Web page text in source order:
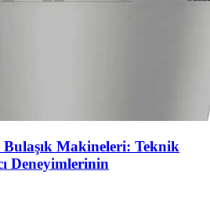
Bulaşık Makineleri: Teknik
Deneyimlerinin